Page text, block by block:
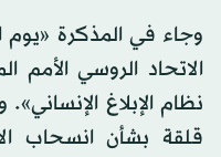
الاتحاد الروسي
نظام الإبلاغ
قلقة بشأن انسحاب